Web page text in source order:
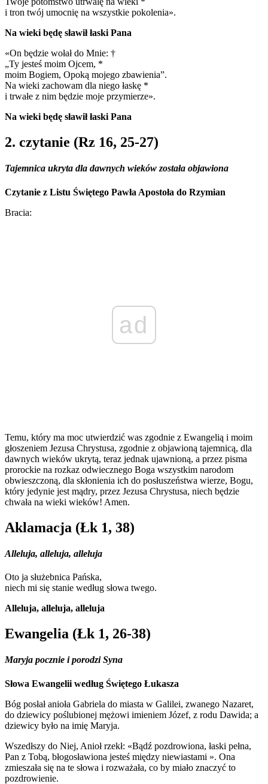
i tron twój umocnię na wszystkie pokolenia».
Na wieki będę sławił łaski Pana
«On będzie wołał do Mnie: †
„Ty jesteś moim Ojcem, *
moim Bogiem, Opoką mojego zbawienia”.
Na wieki zachowam dla niego łaskę *
i trwałe z nim będzie moje przymierze».
Na wieki będę sławił łaski Pana
2. czytanie (Rz 16, 25-27)
Tajemnica ukryta dla dawnych wieków została objawiona
Czytanie z Listu Świętego Pawła Apostoła do Rzymian
Bracia:
ad
Temu, który ma moc utwierdzić was zgodnie z Ewangelią i moim
głoszeniem Jezusa Chrystusa, zgodnie z objawioną tajemnicą, dla
dawnych wieków ukrytą, teraz jednak ujawnioną, a przez pisma
prorockie na rozkaz odwiecznego Boga wszystkim narodom
obwieszczoną, dla skłonienia ich do posłuszeństwa wierze, Bogu,
który jedynie jest mądry, przez Jezusa Chrystusa, niech będzie
chwała na wieki wieków! Amen.
Aklamacja (Łk 1, 38)
Alleluja, alleluja, alleluja
Oto ja służebnica Pańska,
niech mi się stanie według słowa twego.
Alleluja, alleluja, alleluja
Ewangelia (Łk 1, 26-38)
Maryja pocznie i porodzi Syna
Słowa Ewangelii według Świętego Łukasza
Bóg posłał anioła Gabriela do miasta w Galilei, zwanego Nazaret,
do dziewicy poślubionej mężowi imieniem Józef, z rodu Dawida; a
dziewicy było na imię Maryja.
Wszedłszy do Niej, Anioł rzekł: «Bądź pozdrowiona, łaski pełna,
Pan z Tobą, błogosławiona jesteś między niewiastami ». Ona
zmieszała się na te słowa i rozważała, co by miało znaczyć to
pozdrowienie.